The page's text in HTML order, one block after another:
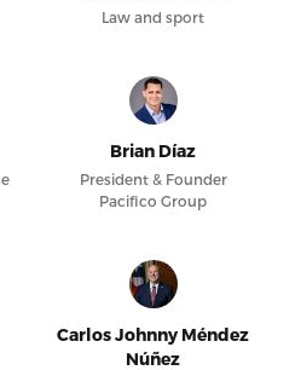
Law and sport
Brian Díaz
President & Founder
Pacifico Group
Carlos Johnny Méndez
Núñez